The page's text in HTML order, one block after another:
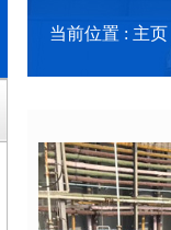
当前位置 : 主页